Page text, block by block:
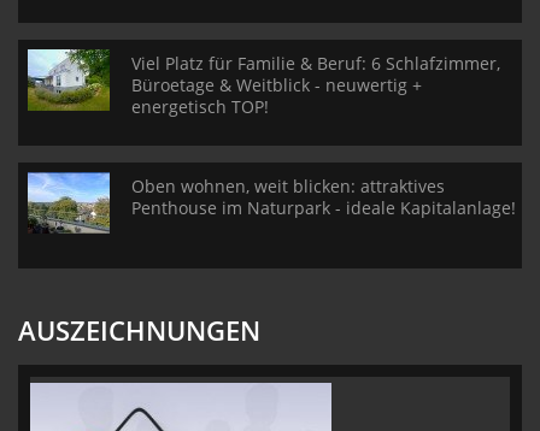
Viel Platz für Familie & Beruf: 6 Schlafzimmer,
Büroetage & Weitblick - neuwertig +
energetisch TOP!
Oben wohnen, weit blicken: attraktives
Penthouse im Naturpark - ideale Kapitalanlage!
AUSZEICHNUNGEN